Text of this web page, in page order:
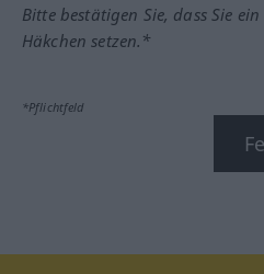
Bitte bestätigen Sie, dass Sie
Häkchen setzen.*
*Pflichtfeld